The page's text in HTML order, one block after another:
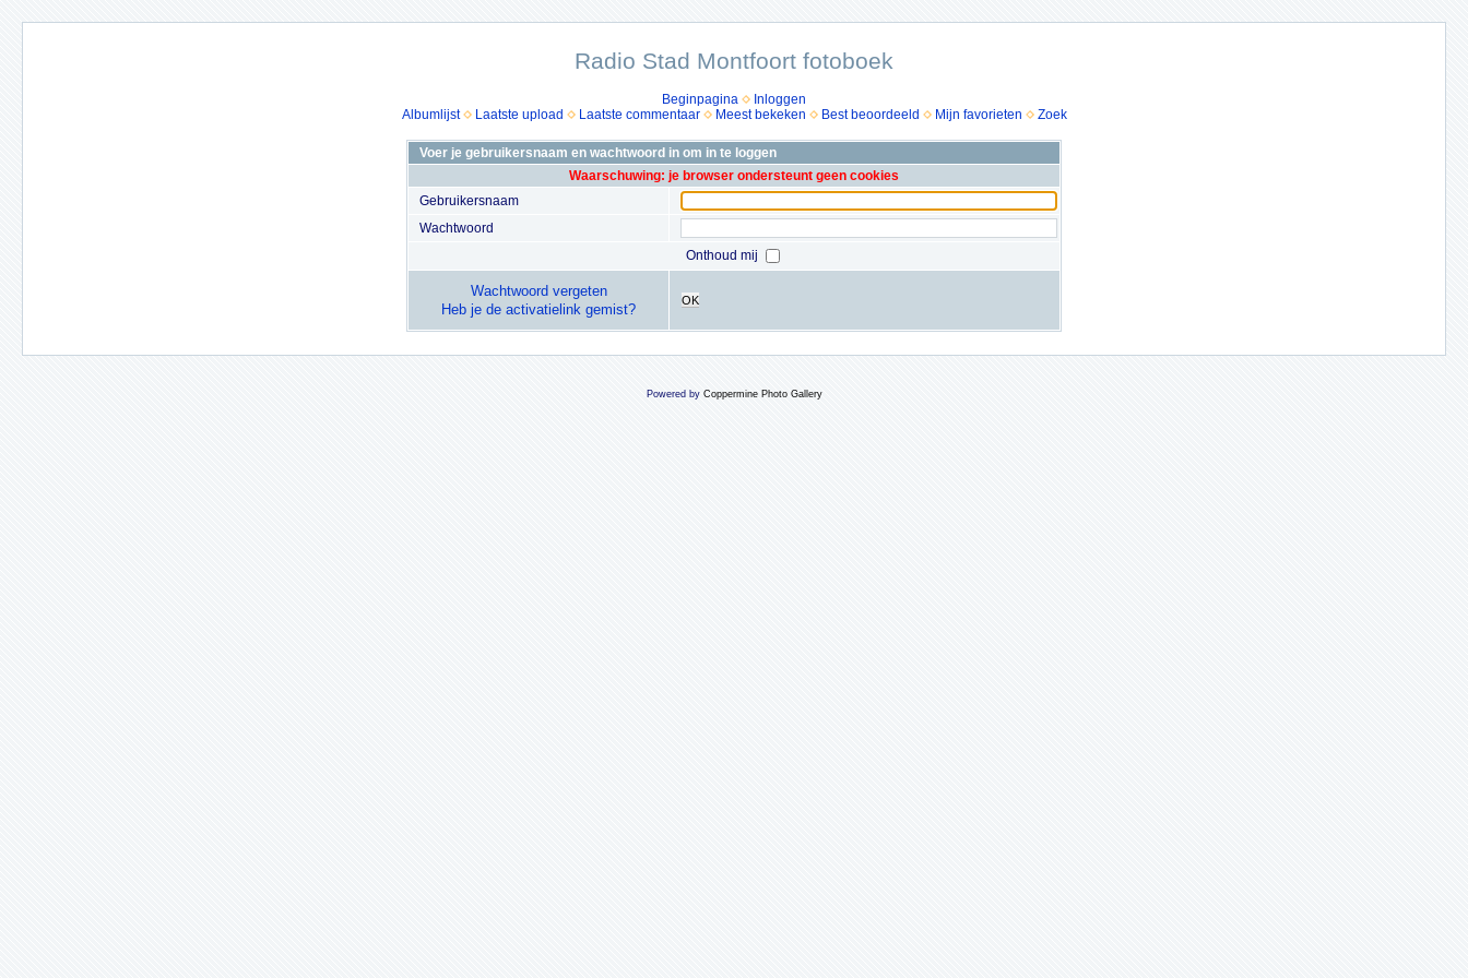
Radio Stad Montfoort fotoboek
Beginpagina
Inloggen
Albumlijst
Laatste upload Laatste commentaar Meest bekeken Best beoordeeld Mijn favorieten Zoek
Voer je gebruikersnaam en wachtwoord in om in te loggen
Waarschuwing: je browser ondersteunt geen cookies
Gebruikersnaam
Wachtwoord
Onthoud mij
Wachtwoord vergeten
Heb je de activatielink gemist?
OK
Powered by Coppermine Photo Gallery